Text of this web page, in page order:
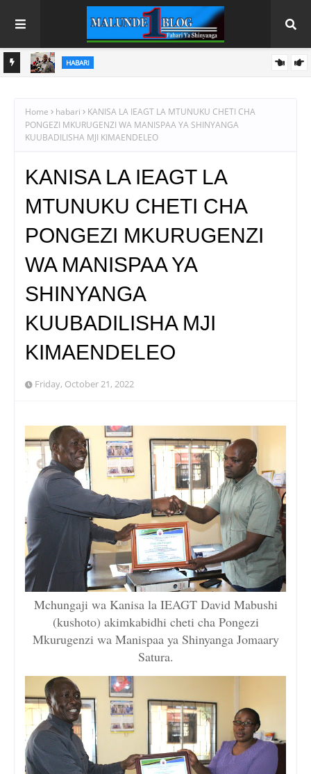
HABARI
Home habari
KANISA LA IEAGT LA MTUNUKU CHETI CHA
PONGEZI MKURUGENZI WA MANISPAA YA SHINYANGA
KUUBADILISHA MJI KIMAENDELEO
KANISA LA IEAGT LA
MTUNUKU CHETI CHA
PONGEZI MKURUGENZI
WA MANISPAA YA
SHINYANGA
KUUBADILISHA MJI
KIMAENDELEO
Friday, October 21, 2022
Mchungaji wa Kanisa la IEAGT David Mabushi
(kushoto) akimkabidhi cheti cha Pongezi
Mkurugenzi wa Manispaa ya Shinyanga Jomaary
Satura.